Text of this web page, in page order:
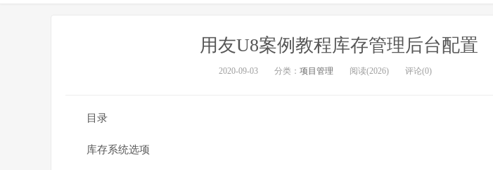
用友U8案例教程库存管理后台配置
2020-09-03 分类： 项目管理 阅读(2026) 评论(0)
目录
库存系统选项